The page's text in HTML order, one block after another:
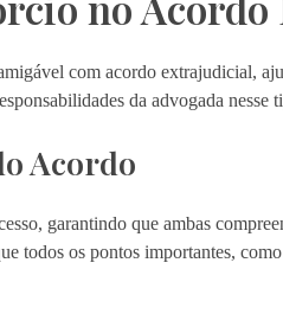
com acordo extrajudicial,
da advogada nesse
Acordo
garantindo que ambas
todos os pontos importantes,